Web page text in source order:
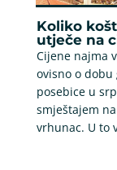
Koliko
utječe na
Cijene najma
ovisno o
posebice u
smještajem
vrhunac. U to